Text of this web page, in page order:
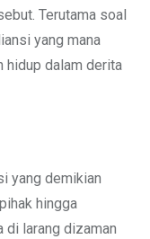
Terutama soal
yang mana
hidup dalam derita
yang demikian
hingga
di larang dizaman